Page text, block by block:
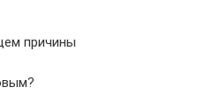
причины